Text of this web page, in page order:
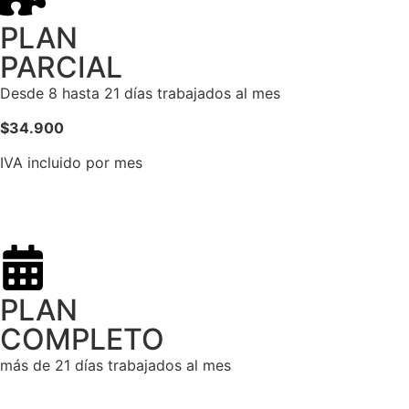
PLAN
PARCIAL
Desde 8 hasta 21 días trabajados al mes
$34.900
IVA incluido por mes
PLAN
COMPLETO
más de 21 días trabajados al mes